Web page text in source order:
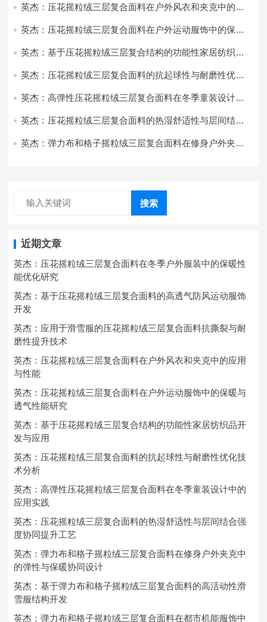
英杰：压花摇粒绒三层复合面料在户外风衣和夹克中的应
英杰：压花摇粒绒三层复合面料在户外运动服饰中的保暖
英杰：基于压花摇粒绒三层复合结构的功能性家居纺织品
英杰：压花摇粒绒三层复合面料的抗起球性与耐磨性优化
英杰：高弹性压花摇粒绒三层复合面料在冬季童装设计中
英杰：压花摇粒绒三层复合面料的热湿舒适性与层间结合
英杰：弹力布和格子摇粒绒三层复合面料在修身户外夹克
搜索
近期文章
英杰：压花摇粒绒三层复合面料在冬季户外服装中的保暖性
能优化研究
英杰：基于压花摇粒绒三层复合面料的高透气防风运动服饰
开发
英杰：应用于滑雪服的压花摇粒绒三层复合面料抗撕裂与耐
磨性提升技术
英杰：压花摇粒绒三层复合面料在户外风衣和夹克中的应用
与性能
英杰：压花摇粒绒三层复合面料在户外运动服饰中的保暖与
透气性能研究
英杰：基于压花摇粒绒三层复合结构的功能性家居纺织品开
发与应用
英杰：压花摇粒绒三层复合面料的抗起球性与耐磨性优化技
术分析
英杰：高弹性压花摇粒绒三层复合面料在冬季童装设计中的
应用实践
英杰：压花摇粒绒三层复合面料的热湿舒适性与层间结合强
度协同提升工艺
英杰：弹力布和格子摇粒绒三层复合面料在修身户外夹克中
的弹性与保暖协同设计
英杰：基于弹力布和格子摇粒绒三层复合面料的高活动性滑
雪服结构开发
英杰：弹力布和格子摇粒绒三层复合面料在都市机能服饰中